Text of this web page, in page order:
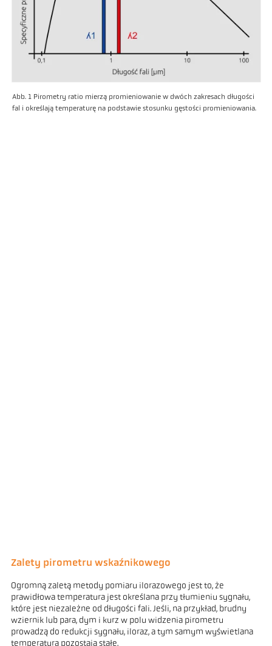
Abb. 1 Pirometry ratio mierzą promieniowanie w dwóch zakresach długości
fal i określają temperaturę na podstawie stosunku gęstości promieniowania.
Zalety pirometru wskaźnikowego
Ogromną zaletą metody pomiaru ilorazowego jest to, że
prawidłowa temperatura jest określana przy tłumieniu sygnału,
które jest niezależne od długości fali. Jeśli, na przykład, brudny
wziernik lub para, dym i kurz w polu widzenia pirometru
prowadzą do redukcji sygnału, iloraz, a tym samym wyświetlana
temperatura pozostają stałe.